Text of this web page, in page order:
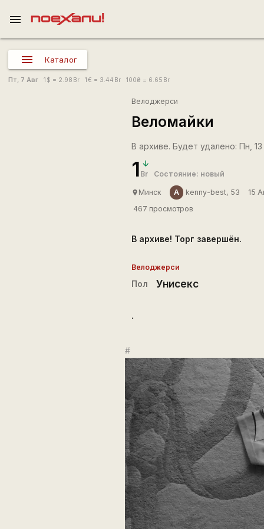
menu
Каталог
Пт, 7 Авг 1 $ = 2.98 Br 1€ = 3.44 Br 100₴ = 6.65 Br
Велоджерси
Веломайки
В архиве. Будет удалено: Пн, 13
1 Br Состояние: новый
place Минск A kenny-best, 53
15
467 просмотров
В архиве! Торг завершён.
Велоджерси
Пол Унисекс
.
#